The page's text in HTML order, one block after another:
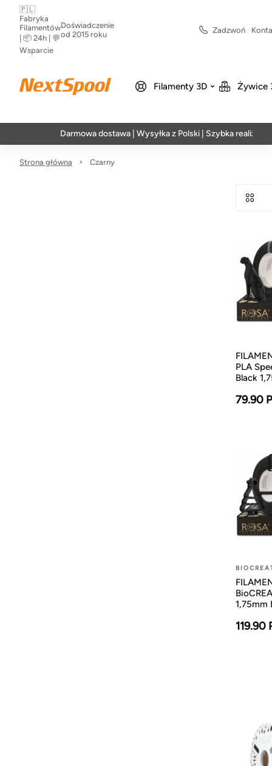
🇵🇱
Fabryka
Filamentów
| 📦 24h | 💬
Wsparcie
Doświadczenie
od 2015 roku
Zadzwoń
Filamenty 3D Żywice
Darmowa dostawa | Wysyłka z Polski | Szybka realizacja w
Strona główna Czarny
PLA
Black
79.90
1,75mm
119.90